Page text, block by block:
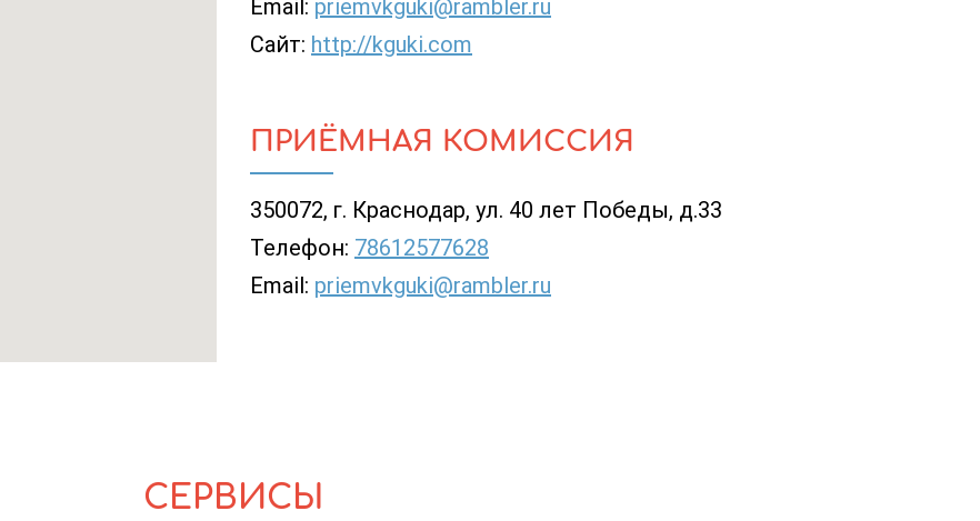
Email: priemvkguki@rambler.ru
Сайт: http://kguki.com
ПРИЁМНАЯ КОМИССИЯ
350072, г. Краснодар, ул. 40 лет Победы, д.33
Телефон: 78612577628
Email: priemvkguki@rambler.ru
СЕРВИСЫ